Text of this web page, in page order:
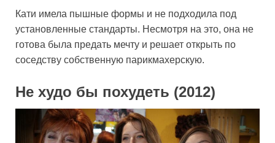
Кати имела пышные формы и не подходила под
установленные стандарты. Несмотря на это, она не
готова была предать мечту и решает открыть по
соседству собственную парикмахерскую.
Не худо бы похудеть (2012)